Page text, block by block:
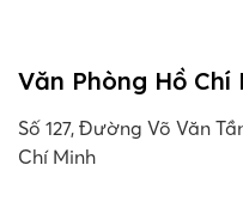
Văn Phòng Hồ Chí
Số 127, Đường Võ Văn
Chí Minh